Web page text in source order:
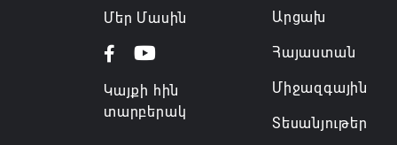
Մեր Մասին
Կայքի հին
տարբերակ
Արցախ
Հայաստան
Միջազգային
Տեսանյութեր